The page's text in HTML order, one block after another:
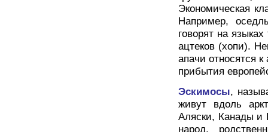
Экономическая
Например,
говорят на
ацтеков (хопи).
апачи относятся
прибытия
Эскимосы,
живут вдоль
Аляски, Канады и
народ,